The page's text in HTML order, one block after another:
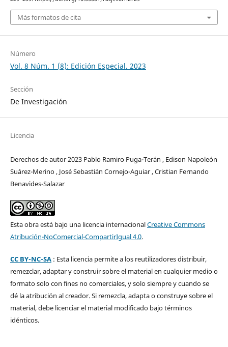
Más formatos de cita
Número
Vol. 8 Núm. 1 (8): Edición Especial. 2023
Sección
De Investigación
Licencia
Derechos de autor 2023 Pablo Ramiro Puga-Terán , Edison Napoleón
Suárez-Merino , José Sebastián Cornejo-Aguiar , Cristian Fernando
Benavides-Salazar
Esta obra está bajo una licencia internacionalCreative Commons
Atribución-NoComercial-CompartirIgual 4.0.
CC BY-NC-SA: Esta licencia permite a los reutilizadores distribuir,
remezclar, adaptar y construir sobre el material en cualquier medio o
formato solo con fines no comerciales, y solo siempre y cuando se
dé la atribución al creador. Si remezcla, adapta o construye sobre el
material, debe licenciar el material modificado bajo términos
idénticos.